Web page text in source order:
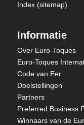
Index (sitemap)
Informatie
Over Euro-Toques
Euro-Toques
Code van Eer
Doelstellingen
Partners
Preferred Business
Winnaars van de